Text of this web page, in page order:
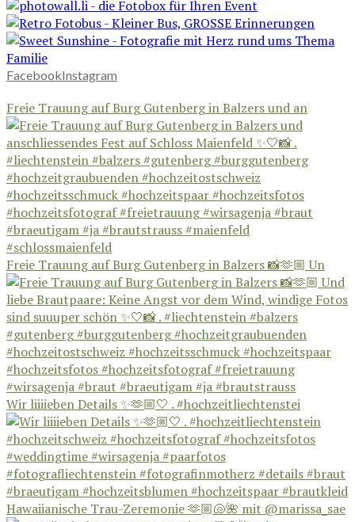
FacebookInstagram
Freie Trauung auf Burg Gutenberg in Balzers und an
Freie Trauung auf Burg Gutenberg in Balzers 📸🫶🏼 Un
Wir liiiieben Details ✨🫶🏼🤍 . #hochzeitliechtenstei
Hawaiianische Trau-Zeremonie 🫶🏼🐚🌺 mit @marissa_sae